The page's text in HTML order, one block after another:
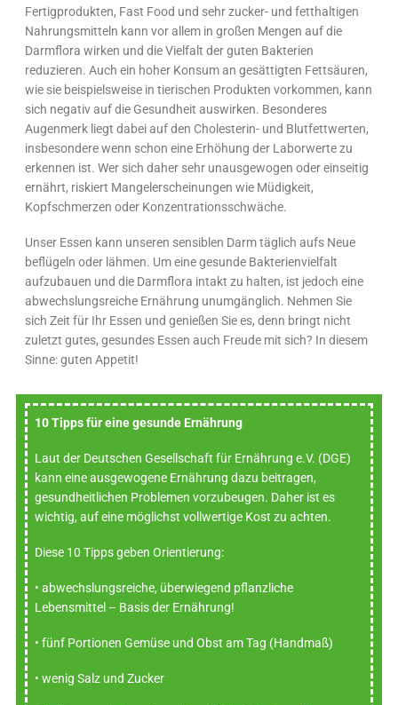
Fertigprodukten, Fast Food und sehr zucker- und fetthaltigen
Nahrungsmitteln kann vor allem in großen Mengen auf die
Darmflora wirken und die Vielfalt der guten Bakterien
reduzieren. Auch ein hoher Konsum an gesättigten Fettsäuren,
wie sie beispielsweise in tierischen Produkten vorkommen, kann
sich negativ auf die Gesundheit auswirken. Besonderes
Augenmerk liegt dabei auf den Cholesterin- und Blutfettwerten,
insbesondere wenn schon eine Erhöhung der Laborwerte zu
erkennen ist. Wer sich daher sehr unausgewogen oder einseitig
ernährt, riskiert Mangelerscheinungen wie Müdigkeit,
Kopfschmerzen oder Konzentrationsschwäche.
Unser Essen kann unseren sensiblen Darm täglich aufs Neue
beflügeln oder lähmen. Um eine gesunde Bakterienvielfalt
aufzubauen und die Darmflora intakt zu halten, ist jedoch eine
abwechslungsreiche Ernährung unumgänglich. Nehmen Sie
sich Zeit für Ihr Essen und genießen Sie es, denn bringt nicht
zuletzt gutes, gesundes Essen auch Freude mit sich? In diesem
Sinne: guten Appetit!
10 Tipps für eine gesunde Ernährung
Laut der Deutschen Gesellschaft für Ernährung e.V. (DGE)
kann eine ausgewogene Ernährung dazu beitragen,
gesundheitlichen Problemen vorzubeugen. Daher ist es
wichtig, auf eine möglichst vollwertige Kost zu achten.
Diese 10 Tipps geben Orientierung:
• abwechslungsreiche, überwiegend pflanzliche
Lebensmittel – Basis der Ernährung!
• fünf Portionen Gemüse und Obst am Tag (Handmaß)
• wenig Salz und Zucker